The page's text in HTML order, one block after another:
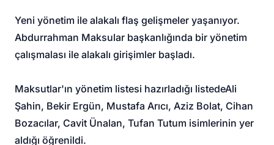
Yeni yönetim ile alakalı flaş gelişmeler yaşanıyor.
Abdurrahman Maksular başkanlığında bir yönetim
çalışmalası ile alakalı girişimler başladı.
Maksutlar'ın yönetim listesi hazırladığı listedeAli
Şahin, Bekir Ergün, Mustafa Arıcı, Aziz Bolat, Cihan
Bozacılar, Cavit Ünalan, Tufan Tutum isimlerinin yer
aldığı öğrenildi.